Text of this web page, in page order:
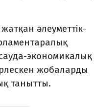
әлеуметтік-
жобаларды
танытты.